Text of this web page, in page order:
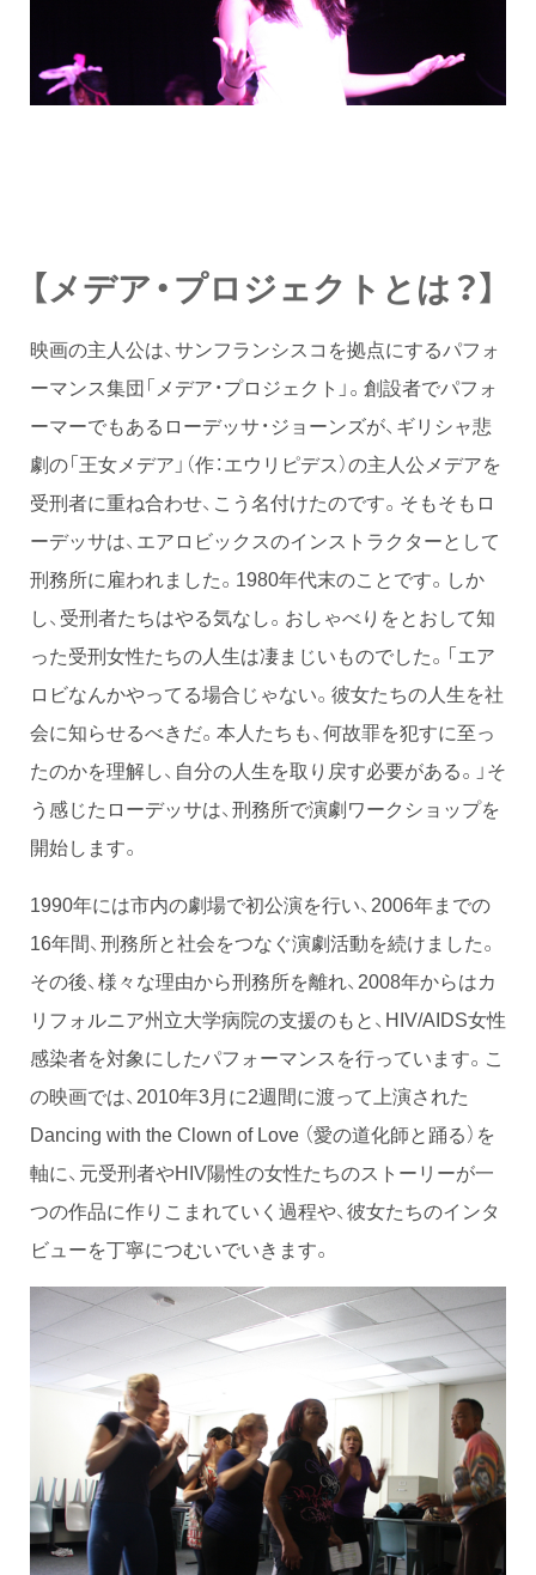
【メデア・プロジェクトとは？】
映画の主人公は、サンフランシスコを拠点にするパフォ
ーマンス集団「メデア・プロジェクト」。創設者でパフォ
ーマーでもあるローデッサ・ジョーンズが、ギリシャ悲
劇の「王女メデア」（作：エウリピデス）の主人公メデアを
受刑者に重ね合わせ、こう名付けたのです。そもそもロ
ーデッサは、エアロビックスのインストラクターとして
刑務所に雇われました。1980年代末のことです。しか
し、受刑者たちはやる気なし。おしゃべりをとおして知
った受刑女性たちの人生は凄まじいものでした。「エア
ロビなんかやってる場合じゃない。彼女たちの人生を社
会に知らせるべきだ。本人たちも、何故罪を犯すに至っ
たのかを理解し、自分の人生を取り戻す必要がある。」そ
う感じたローデッサは、刑務所で演劇ワークショップを
開始します。
1990年には市内の劇場で初公演を行い、2006年までの
16年間、刑務所と社会をつなぐ演劇活動を続けました。
その後、様々な理由から刑務所を離れ、2008年からはカ
リフォルニア州立大学病院の支援のもと、HIV/AIDS女性
感染者を対象にしたパフォーマンスを行っています。こ
の映画では、2010年3月に2週間に渡って上演された
Dancing with the Clown of Love （愛の道化師と踊る）を
軸に、元受刑者やHIV陽性の女性たちのストーリーが一
つの作品に作りこまれていく過程や、彼女たちのインタ
ビューを丁寧につむいでいきます。